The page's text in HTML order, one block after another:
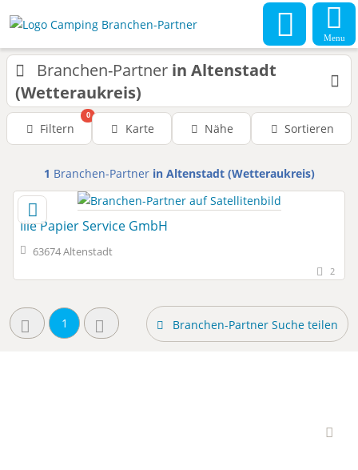
Menu
Branchen-Partner in Altenstadt
(Wetteraukreis)
Filtern
0
Karte Nähe Sortieren
1 Branchen-Partner in Altenstadt (Wetteraukreis)
Ille Papier Service GmbH
63674 Altenstadt
2
1 Branchen-Partner Suche teilen